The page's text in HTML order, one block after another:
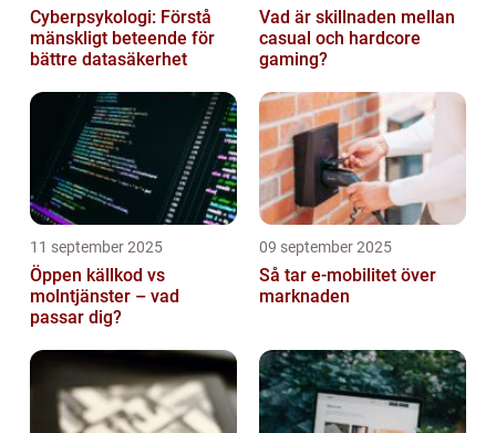
Cyberpsykologi: Förstå
mänskligt beteende för
bättre datasäkerhet
Vad är skillnaden mellan
casual och hardcore
gaming?
11 september 2025
Öppen källkod vs
molntjänster – vad
passar dig?
09 september 2025
Så tar e-mobilitet över
marknaden